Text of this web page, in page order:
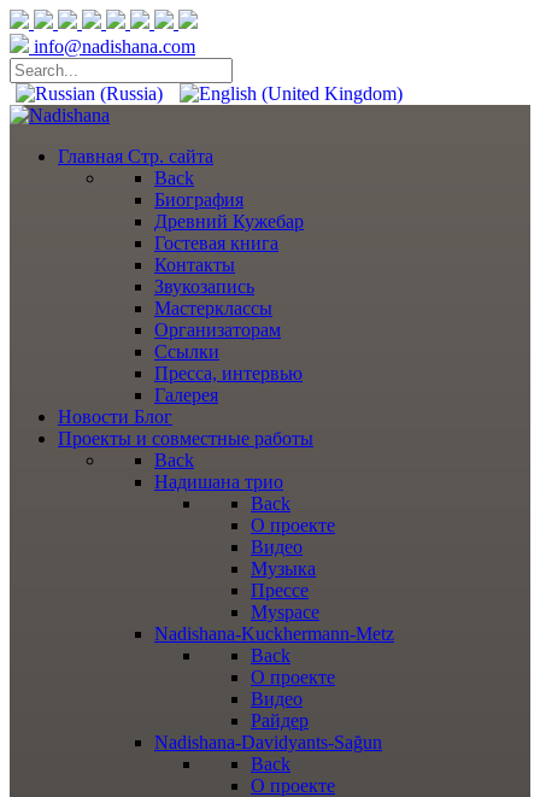
info@nadishana.com
Главная Стр. сайта
Back
Биография
Древний Кужебар
Гостевая книга
Контакты
Звукозапись
Мастерклассы
Организаторам
Ссылки
Пресса, интервью
Галерея
Новости Блог
Проекты и совместные работы
Back
Надишана трио
Back
О проекте
Видео
Музыка
Прессе
Myspace
Nadishana-Kuckhermann-Metz
Back
О проекте
Видео
Райдер
Nadishana-Davidyants-Sağun
Back
О проекте